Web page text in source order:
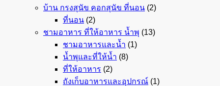
บ้าน กรงสุนัข คอกสุนัข ที่นอน (2)
ที่นอน (2)
ชามอาหาร ที่ให้อาหาร น้ำพุ (13)
ชามอาหารและน้ำ (1)
น้ำพุและที่ให้น้ำ (8)
ที่ให้อาหาร (2)
ถังเก็บอาหารและอุปกรณ์ (1)